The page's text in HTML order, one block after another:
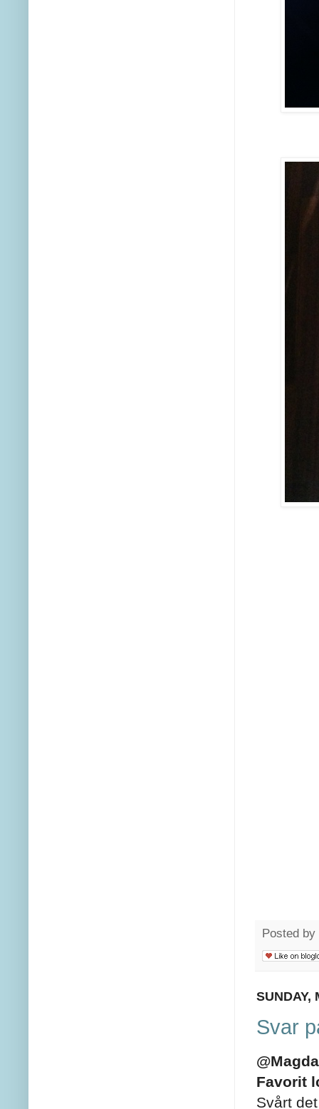
Posted by
SUNDAY,
Svar
Favorit
Svårt